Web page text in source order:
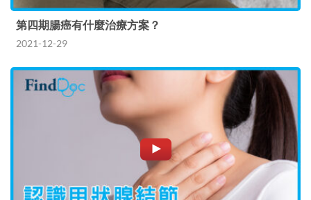
第四期腸癌有什麼治療方案？
2021-12-29